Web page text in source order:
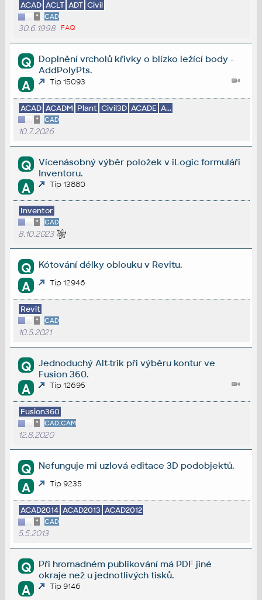
ACAD ACLT ADT Civil
* CAD
30.6.1998 FAQ
Q
Doplnění vrcholů křivky o blízko ležící body -
AddPolyPts.
A Tip 15093
ACAD ACADM Plant Civil3D ACADE A...
* CAD
10.7.2026
Q
Vícenásobný výběr položek v iLogic formuláři
Inventoru.
A Tip 13880
Inventor
* CAD
8.10.2023
Q Kótování délky oblouku v Revitu.
A Tip 12946
Revit
* CAD
10.5.2021
Q
Jednoduchý Alt-trik při výběru kontur ve
Fusion 360.
A Tip 12695
Fusion360
* CAD,CAM
12.8.2020
Q Nefunguje mi uzlová editace 3D podobjektů.
A Tip 9235
ACAD2014 ACAD2013 ACAD2012
* CAD
5.5.2013
Q
Při hromadném publikování má PDF jiné
okraje než u jednotlivých tisků.
A Tip 9146